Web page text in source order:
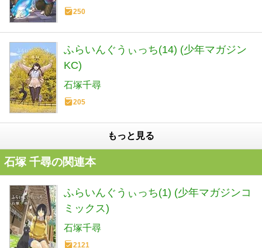
250
ふらいんぐうぃっち(14) (少年マガジン
KC)
石塚千尋
205
もっと見る
石塚 千尋の関連本
ふらいんぐうぃっち(1) (少年マガジンコ
ミックス)
石塚千尋
2121